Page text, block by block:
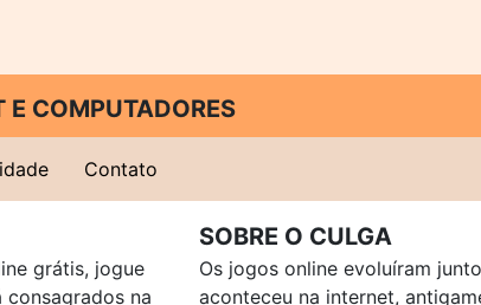
E COMPUTADORES
Contato
grátis, jogue
na
SOBRE O CULGA
Os jogos online evoluíram
aconteceu na internet,